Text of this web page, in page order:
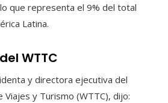
que representa el 9% del total
Latina.
WTTC
y directora ejecutiva del
Viajes y Turismo (WTTC), dijo: